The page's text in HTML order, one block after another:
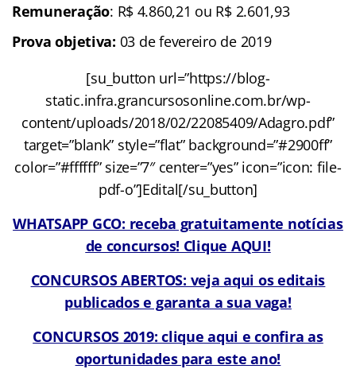
Remuneração: R$ 4.860,21 ou R$ 2.601,93
Prova objetiva: 03 de fevereiro de 2019
[su_button url=”https://blog-
static.infra.grancursosonline.com.br/wp-
content/uploads/2018/02/22085409/Adagro.pdf”
target=”blank” style=”flat” background=”#2900ff”
color=”#ffffff” size=”7″ center=”yes” icon=”icon: file-
pdf-o”]Edital[/su_button]
WHATSAPP GCO: receba gratuitamente notícias
de concursos! Clique AQUI!
CONCURSOS ABERTOS: veja aqui os editais
publicados e garanta a sua vaga!
CONCURSOS 2019: clique aqui e confira as
oportunidades para este ano!